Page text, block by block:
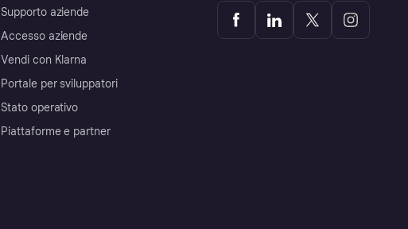
Supporto aziende
Accesso aziende
Vendi con Klarna
Portale per sviluppatori
Stato operativo
Piattaforme e partner